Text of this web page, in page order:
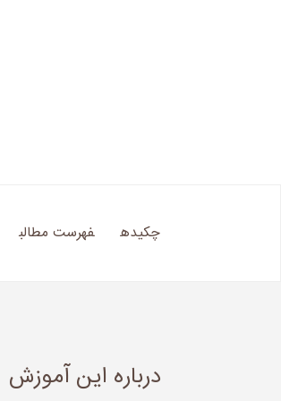
چکیده فهرست مطالب
درباره این آموزش